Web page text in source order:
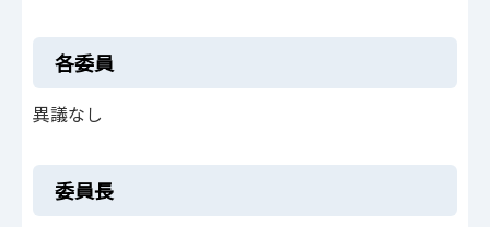
各委員
異議なし
委員長